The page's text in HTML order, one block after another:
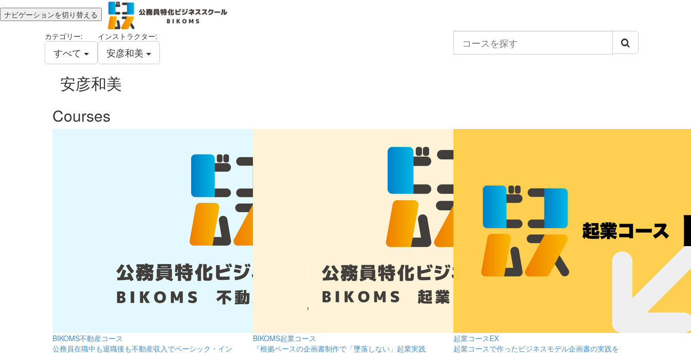
ナビゲーションを切り替える
カテゴリー:
すべて
インストラクター:
安彦和美
ス
安彦和美
Courses
BIKOMS不動産コース
公務員在職中も退職後も不動産収入でベーシック・イン
BIKOMS起業コース
『根拠ベースの企画書制作で「墜落しない」起業実践
起業コースEX
起業コースで作ったビジネスモデル企画書の実践を